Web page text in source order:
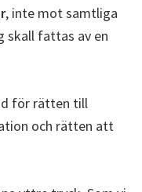
, inte mot samtliga
skall fattas av en
för rätten till
och rätten att